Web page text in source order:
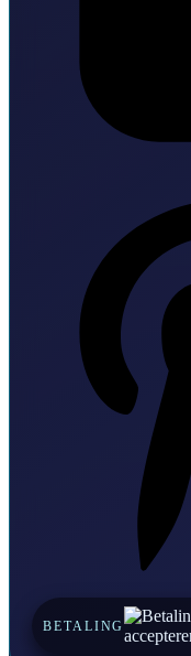
BETALING